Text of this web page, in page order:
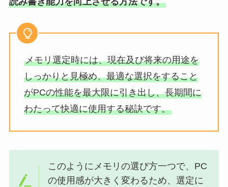
メモリ選定時には、現在及び将来の用途を
しっかりと見極め、最適な選択をすること
がPCの性能を最大限に引き出し、長期間に
わたって快適に使用する秘訣です。
このようにメモリの選び方一つで、PC
の使用感が大きく変わるため、選定に